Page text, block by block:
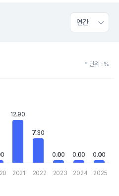
연간
* 단위 : %
categories.
values. Data ranges from 0 to
12.90
12.90
7.30
7.30
0.00
0.00 0.00
0.00 0.00
0.00
2021 2022 2023 2024 2025